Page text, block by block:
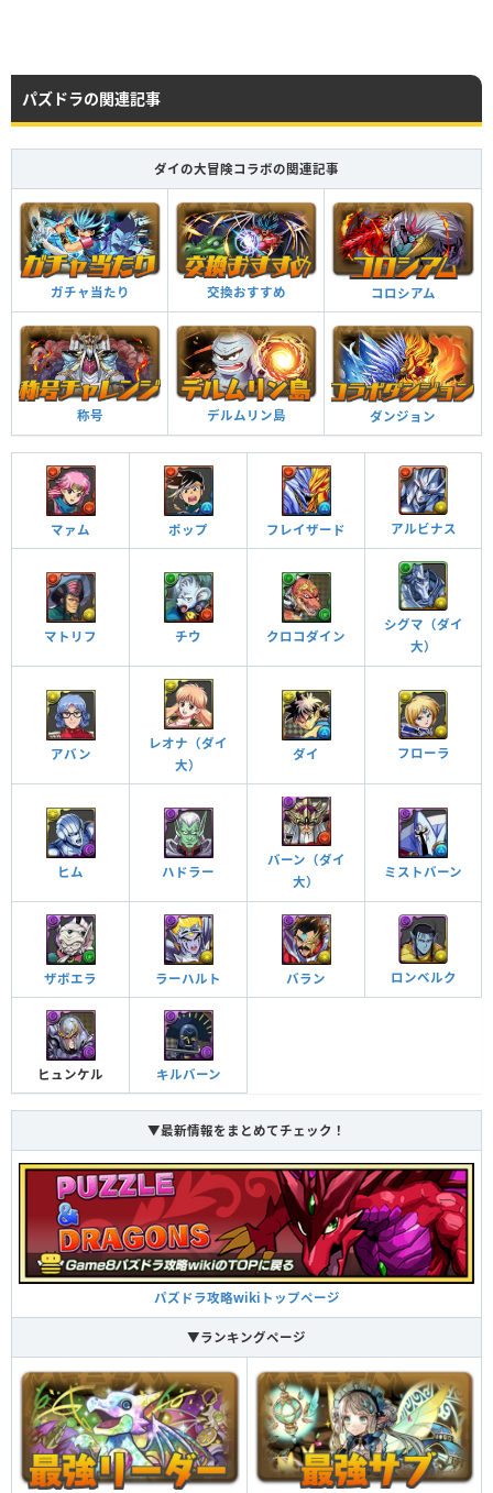
Lv99 4559 7120 651
Lv110 5630 9108 757
Lv120 5987 9439 775
正義の光に賭ける！！！！ ターン数：7→5
1ターンの間、操作時間、回復力、光属性の攻撃力が2倍。ドロップのロック
を解除し、左端縦1列を光に、右端縦1列を闇ドロップに変化。
虚空閃
チーム内の攻撃、悪魔、体力タイプ1つにつきHPと回復力が上昇（1＋0.18×
編成数）。闇光の同時攻撃で攻撃力が24倍、3コンボ加算。
覚醒スキル 効果
自分自身へのバインド攻撃を無効化する
スキルブースト＋
チーム全体のスキルが2ターン溜まった状態で始まる
封印耐性
スキル封印攻撃を無効化することがある
ドロップ操作時間が延びる（1秒）
暗闇耐性＋
暗闇攻撃を無効化する
L字消し攻撃
自分と同じ属性のドロップをL字型に消すと攻撃力が
アップ（2.2倍）し、ロック状態を解除する
超コンボ強化
10コンボ以上で攻撃力が5倍になる
超コンボ強化
10コンボ以上で攻撃力が5倍になる
悪魔キラー
悪魔タイプの敵に対して攻撃力がアップする（5倍）
この覚醒が発動した敵に対してダメージの上限値
（カンスト値）が2倍になる
Lv99 4559 3620 651
つけられる潜在キラー
鎧化 ターン数：13→13
4ターンの間、ダメージを60％軽減。消せないドロップ、バインド、覚醒無
効状態を全回復。
覚醒スキル 効果
覚醒アシスト
他のモンスターにアシストすると自分の覚醒スキル
スキルブースト
チーム全体のスキルが1ターン溜まった状態で始まる
体力キラー
体力タイプの敵に対して攻撃力がアップする（5倍）
この覚醒が発動した敵に対してダメージの上限値
（カンスト値）が2倍になる
自分と同じ属性のドロップ5個を十字型に消すと攻撃
力がアップ（3倍）し、超暗闇目覚めを3ターン回復
する
闇ドロップ強化＋
強化された闇ドロップの出現率（40％）とダメージ
がかなりアップする（1.1449倍）
闇ドロップ強化＋
強化された闇ドロップの出現率（40％）とダメージ
がかなりアップする（1.1449倍）
HP強化
HPが500アップする
Lv99
HP 攻撃力 回復力
Lv99 4559 3620 651
つけられる潜在キラー
闘志の力 ターン数：12→12
5ターンの間、ダメージを半減。5ターンの間、自分の攻撃力が3倍。
覚醒アシスト
他のモンスターにアシストすると自分の覚醒スキル
が付与される
チーム全体のスキルが1ターン溜まった状態で始まる
悪魔キラー
悪魔タイプの敵に対して攻撃力がアップする（5倍）
この覚醒が発動した敵に対してダメージの上限値
（カンスト値）が2倍になる
チーム回復強化
チームの回復力が20％アップする
チーム回復強化
チームの回復力が20％アップする
雲耐性
雲攻撃を無効化する
パズドラの関連記事
ダイの大冒険コラボの関連記事
ガチャ当たり 交換おすすめ コロシアム
称号 デルムリン島 ダンジョン
マァム ポップ フレイザード アルビナス
マトリフ チウ クロコダイン
シグマ（ダイ
大）
アバン
レオナ（ダイ
大）
ダイ フローラ
ヒム ハドラー
バーン（ダイ
大）
ミストバーン
ザボエラ ラーハルト バラン ロンベルク
ヒュンケル キルバーン
▼最新情報をまとめてチェック！
パズドラ攻略wikiトップページ
▼ランキングページ